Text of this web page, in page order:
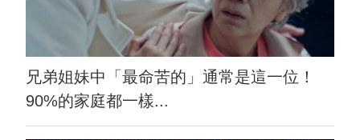
兄弟姐妹中「最命苦的」通常是這一位！
90%的家庭都一樣...